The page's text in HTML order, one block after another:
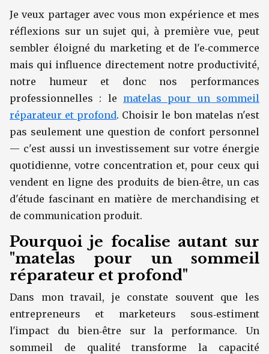
Je veux partager avec vous mon expérience et mes
réflexions sur un sujet qui, à première vue, peut
sembler éloigné du marketing et de l'e‑commerce
mais qui influence directement notre productivité,
notre humeur et donc nos performances
professionnelles : le matelas pour un sommeil
réparateur et profond. Choisir le bon matelas n'est
pas seulement une question de confort personnel
— c'est aussi un investissement sur votre énergie
quotidienne, votre concentration et, pour ceux qui
vendent en ligne des produits de bien‑être, un cas
d'étude fascinant en matière de merchandising et
de communication produit.
Pourquoi je focalise autant sur
"matelas pour un sommeil
réparateur et profond"
Dans mon travail, je constate souvent que les
entrepreneurs et marketeurs sous‑estiment
l'impact du bien‑être sur la performance. Un
sommeil de qualité transforme la capacité